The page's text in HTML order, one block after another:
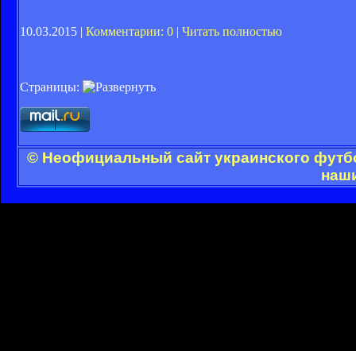
10.03.2015 | Комментарии: 0 | Читать полностью
Страницы:
© Неофициальный сайт украинского